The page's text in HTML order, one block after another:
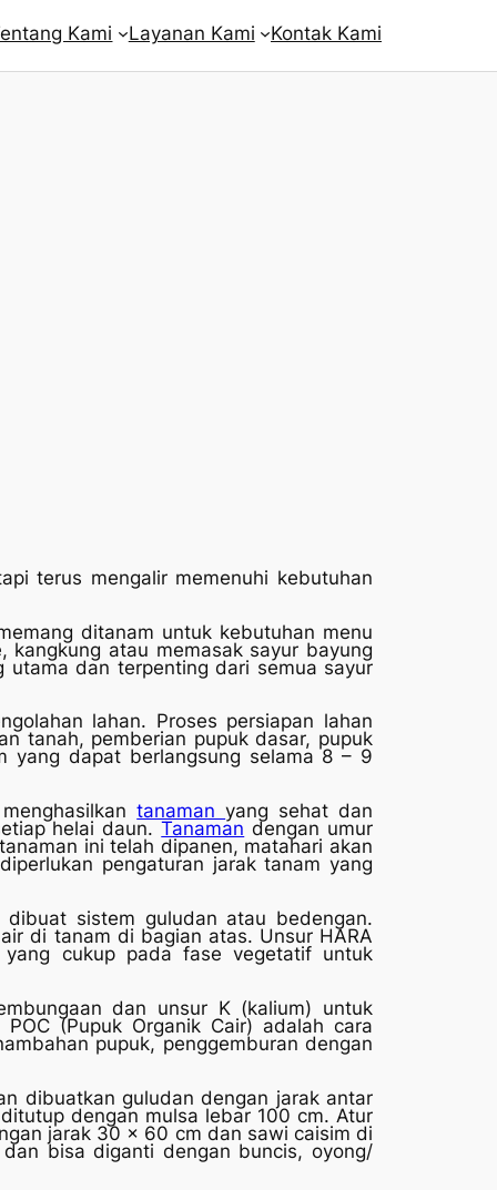
Kami Layanan Kami Kontak Kami
terus mengalir memenuhi kebutuhan
ditanam untuk kebutuhan menu
atau memasak sayur bayung
utama dan terpenting dari semua sayur
lahan. Proses persiapan lahan
tanah, pemberian pupuk dasar, pupuk
yang dapat berlangsung selama 8 – 9
tanamanyang sehat dan
helai daun.Tanaman dengan umur
ini telah dipanen, matahari akan
pengaturan jarak tanam yang
sistem guludan atau bedengan.
di tanam di bagian atas. Unsur HARA
cukup pada fase vegetatif untuk
dan unsur K (kalium) untuk
(Pupuk Organik Cair) adalah cara
pupuk, penggemburan dengan
dibuatkan guludan dengan jarak antar
dengan mulsa lebar 100 cm. Atur
jarak 30 x 60 cm dan sawi caisim di
bisa diganti dengan buncis, oyong/